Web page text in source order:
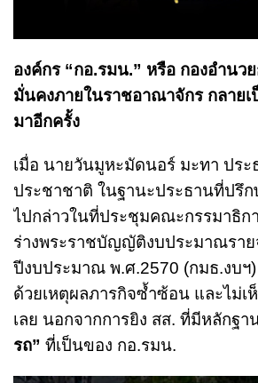
องค์กร “กอ.รมน.” หรือ กองอำนว
มั่นคงภายในราชอาณาจักร กลาย
มาอีกครั้ง
เมื่อ นายวันมูหะมัดนอร์ มะทา ปร
ประชาชาติ ในฐานะประธานที่ปรึ
ไปกล่าวในที่ประชุมคณะกรรมาธิ
ร่างพระราชบัญญัติงบประมาณราย
ปีงบประมาณ พ.ศ.2570 (กมธ.งบฯ
ด้วยเหตุผลภารกิจซ้ำซ้อน และไม่เ
เลย นอกจากการยิง สส. ที่มีหลักฐา
รถ” ที่เป็นของ กอ.รมน.